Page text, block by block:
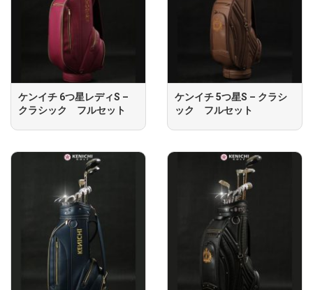
ケンイチ 6つ星レディS –
クラシック フルセット
ケンイチ 5つ星S – クラシ
ック フルセット